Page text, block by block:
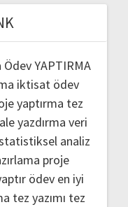
Ödev YAPTIRMA
iktisat ödev
yaptırma tez
yazdırma veri
analiz
proje
ödev en iyi
tez yazımı tez